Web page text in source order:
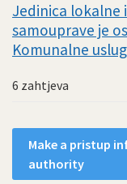
Jedinica lokalne
samouprave je
Komunalne
6 zahtjeva
Make a pristup
authority